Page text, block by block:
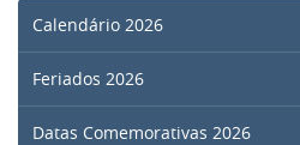
Calendário 2026
Feriados 2026
Datas Comemorativas 2026